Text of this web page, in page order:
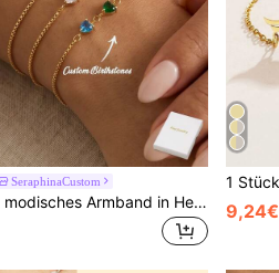
SeraphinaCustom
1 Stück modisches Armband in Herzform, individuell mit Geburtsstein, geeignet als Geschenk zum Geburtstag, Jahrestag, Muttertag, Valentinstag, für die Familie, Jahrestags-Geschenk 9,24€